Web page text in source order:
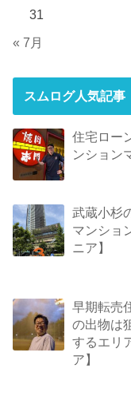
31
« 7月
スムログ人気記事
住宅ロー
ンション
武蔵小杉
マンショ
ニア】
早期転売
の出物は
するエリ
ア】